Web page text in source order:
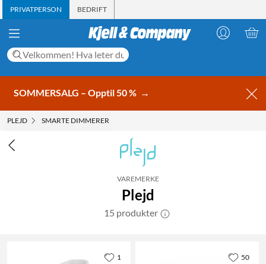
PRIVATPERSON BEDRIFT
SOMMERSALG – Opptil 50 % →
PLEJD SMARTE DIMMERER
VAREMERKE
Plejd
15 produkter
1 50